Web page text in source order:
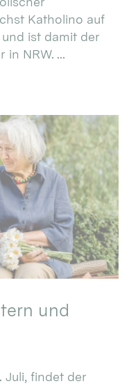
Katholino auf
ist damit der
NRW. ...
und
Juli, findet der